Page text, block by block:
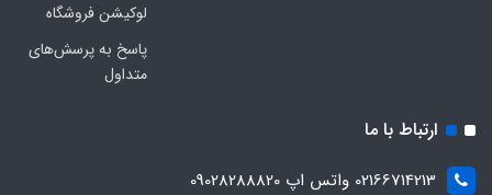
لوکیشن فروشگاه
پاسخ به پرسش‌های
متداول
ارتباط با ما
02166714213 واتس اپ 09028288820